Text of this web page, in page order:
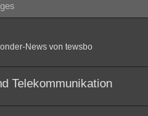
News von tewsbo
Telekommunikation